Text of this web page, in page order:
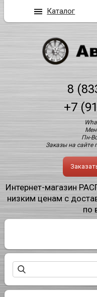
8
+7
Пн-
Заказы на сайте
Интернет-магазин
низким ценам с
по
Каталог